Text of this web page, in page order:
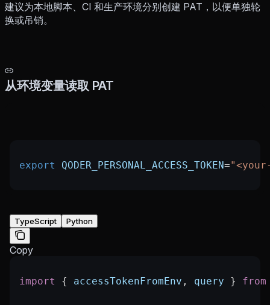
建议为本地脚本、CI 和生产环境分别创建 PAT，以便单独轮
换或吊销。
从环境变量读取 PAT
export QODER_PERSONAL_ACCESS_TOKEN=
TypeScript Python
Copy
import { accessTokenFromEnv , query } from